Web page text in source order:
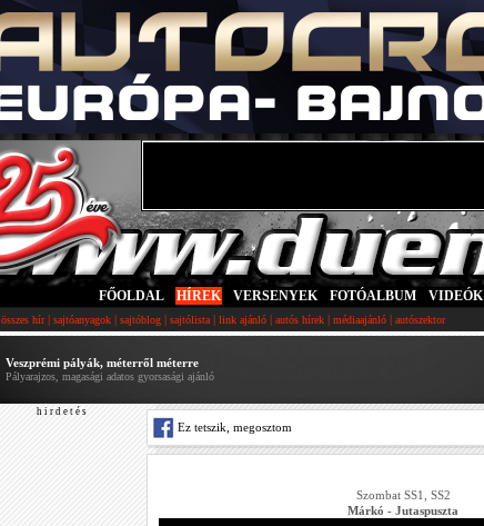
FŐOLDAL HÍREK VERSENYEK FOTÓALBUM VIDEÓK
összes hír| sajtóanyagok | sajtóblog | sajtólista | link ajánló | autós hírek | médiaajánló | autószektor
Veszprémi pályák, méterről méterre
Pályarajzos, magasági adatos gyorsasági ajánló
h i r d e t é s
Ez tetszik, megosztom
Szombat SS1, SS2
Márkó - Jutaspuszta